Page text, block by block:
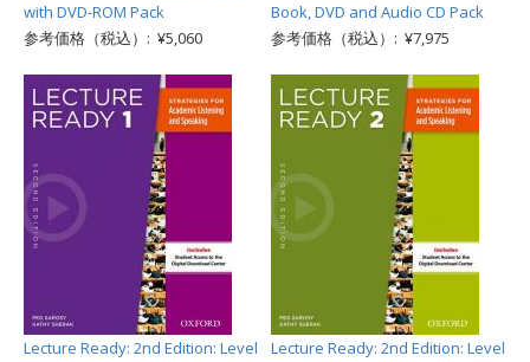
with DVD-ROM Pack
参考価格（税込）: ¥5,060
Book, DVD and Audio CD Pack
参考価格（税込）: ¥7,975
Lecture Ready: 2nd Edition: Level
Lecture Ready: 2nd Edition: Level